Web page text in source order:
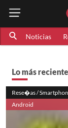
Noticias
Lo más reciente
Rese�as /
Android